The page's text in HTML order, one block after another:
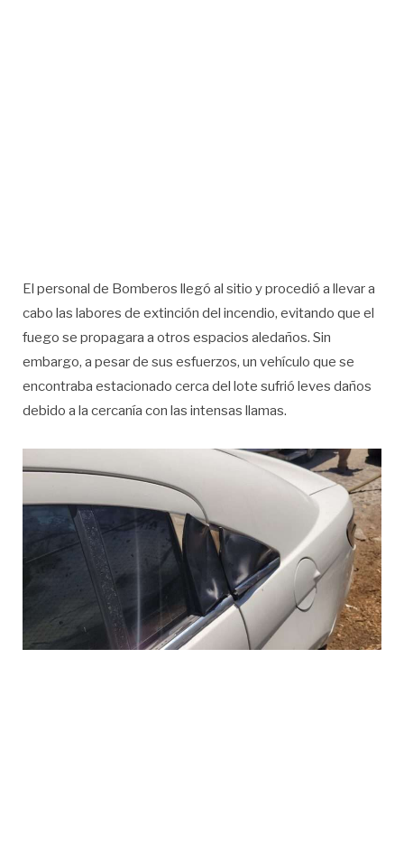
El personal de Bomberos llegó al sitio y procedió a llevar a
cabo las labores de extinción del incendio, evitando que el
fuego se propagara a otros espacios aledaños. Sin
embargo, a pesar de sus esfuerzos, un vehículo que se
encontraba estacionado cerca del lote sufrió leves daños
debido a la cercanía con las intensas llamas.